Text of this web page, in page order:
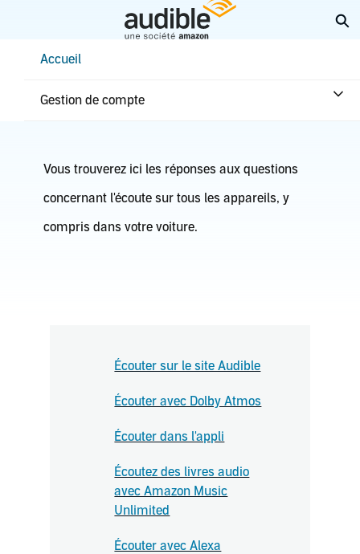
principalAccueil
Gestion de compte
Accueil
Comment écouter
Vous trouverez ici les réponses aux questions
concernant l'écoute sur tous les appareils, y
compris dans votre voiture.
Écouter sur le site Audible
Écouter avec Dolby Atmos
Écouter dans l'appli
Écoutez des livres audio
avec Amazon Music
Unlimited
Écouter avec Alexa